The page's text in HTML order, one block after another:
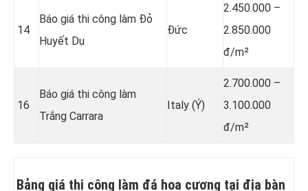
14
Báo giá thi công làm Đỏ
Huyết Dụ
Đức
2.450.000 –
2.850.000
đ/m²
16
Báo giá thi công làm
Trắng Carrara
Italy (Ý)
2.700.000 –
3.100.000
đ/m²
Bảng giá thi công làm đá hoa cương tại địa bàn